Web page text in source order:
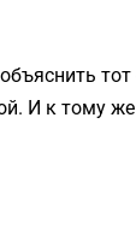
тот
И к тому